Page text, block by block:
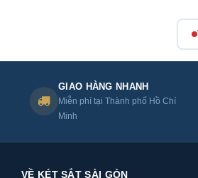
GIAO HÀNG NHANH
Miễn phí tại Thành phố Hồ Chí
Minh
VỀ KÉT SẮT SÀI GÒN